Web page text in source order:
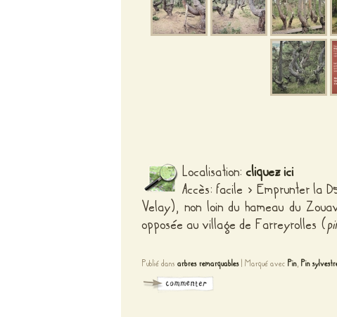
Localisation:cliquez ici
Accès: facile > Emprunter la
Velay), non loin du hameau du
opposée au village de Farreyrolles (
Publié dans arbres remarquables Marqué avec Pin, Pin